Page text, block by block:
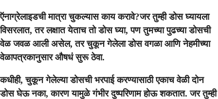
ऍनाग्रेलाइडची मात्रा चुकल्यास काय करावे?जर तुम्ही डोस घ्यायला
विसरलात, तर लक्षात येताच तो डोस घ्या, पण तुमच्या पुढच्या डोसची
वेळ जवळ आली असेल, तर चुकून गेलेला डोस वगळा आणि नेहमीच्या
वेळापत्रकानुसार औषधं सुरू ठेवा.
कधीही, चुकून गेलेल्या डोसची भरपाई करण्यासाठी एकाच वेळी दोन
डोस घेऊ नका, कारण यामुळे गंभीर दुष्परिणाम होऊ शकतात. जर तुम्ही